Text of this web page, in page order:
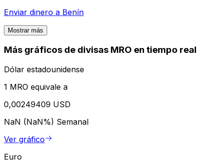
Enviar dinero a Benín
Mostrar más
Más gráficos de divisas MRO en tiempo real
Dólar estadounidense
1 MRO equivale a
0,00249409 USD
NaN (NaN%) Semanal
Ver gráfico
Euro